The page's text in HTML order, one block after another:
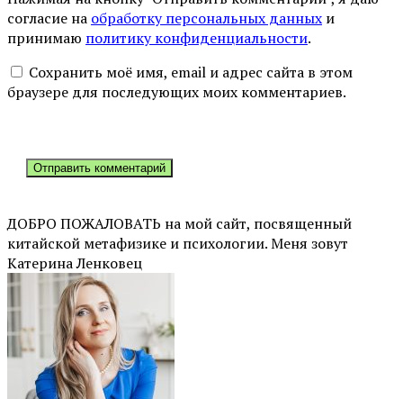
согласие на обработку персональных данных и
принимаю политику конфиденциальности.
Сохранить моё имя, email и адрес сайта в этом
браузере для последующих моих комментариев.
ДОБРО ПОЖАЛОВАТЬ на мой сайт, посвященный
китайской метафизике и психологии. Меня зовут
Катерина Ленковец